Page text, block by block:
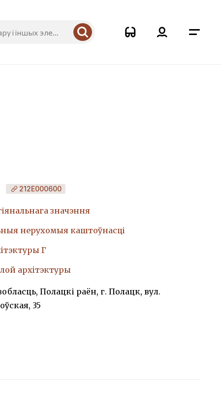
212Е000600
значэння
нерухомыя каштоўнасці
Г
архiтэктуры
Полацкі раён, г. Полацк, вул.
35